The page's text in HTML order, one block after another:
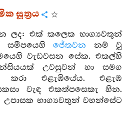
සූත්‍රය
ලද: එක් කලෙක භාග්‍යවතුන්
සමීපයෙහිජේතවන නම් වූ
වැඩවසන සේක. එකල්හි
උවසුවන් හා සමග
කරා එළැඹියේය. එළැඹ
වැඳ එකත්පසෙකැ හින.
භාග්‍යවතුන් වහන්සේට